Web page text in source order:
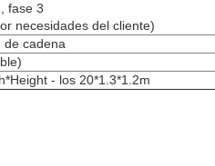
fase 3
necesidades del cliente)
de cadena
- los 20*1.3*1.2m